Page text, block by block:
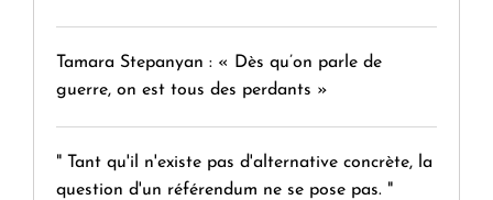
Tamara Stepanyan : « Dès qu’on parle de
guerre, on est tous des perdants »
" Tant qu'il n'existe pas d'alternative concrète, la
question d'un référendum ne se pose pas. "